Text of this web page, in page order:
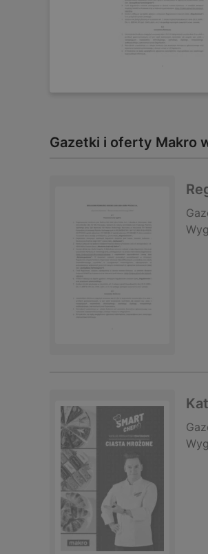
Gazetki i oferty Makro